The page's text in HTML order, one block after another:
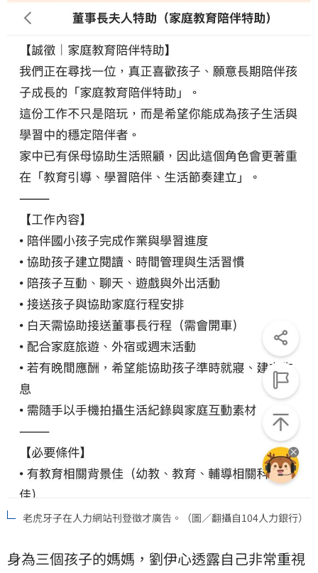
老虎牙子在人力網站刊登徵才廣告。（圖／翻攝自104人力銀行）
身為三個孩子的媽媽，劉伊心透露自己非常重視